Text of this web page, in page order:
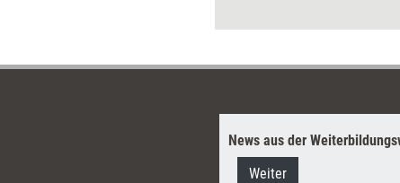
News aus der
Weiter